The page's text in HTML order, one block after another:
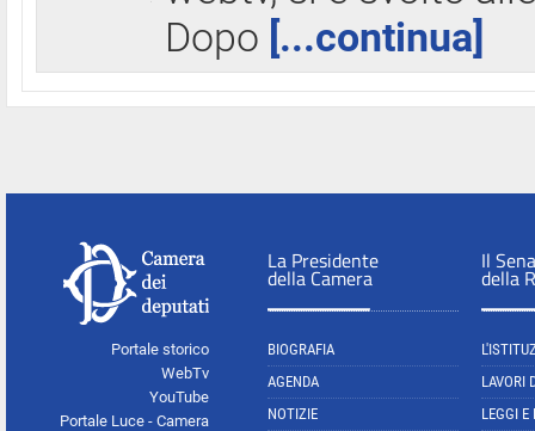
Dopo [...continua]
Portale storico
WebTv
YouTube
Portale Luce - Camera
La Presidente
della Camera
BIOGRAFIA
AGENDA
NOTIZIE
Il
della
LAVORI
LEGGI E